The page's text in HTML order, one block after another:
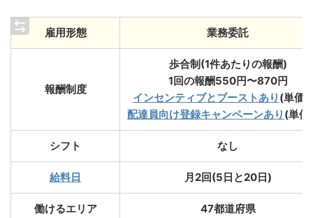
雇用形態 業務委託
報酬制度
歩合制(1件あたりの報酬)
1回の報酬550円〜870円
インセンティブとブーストあり (単価
配達員向け登録キャンペーンあり (単価
シフト なし
給料日 月2回(5日と20日)
働けるエリア 47都道府県